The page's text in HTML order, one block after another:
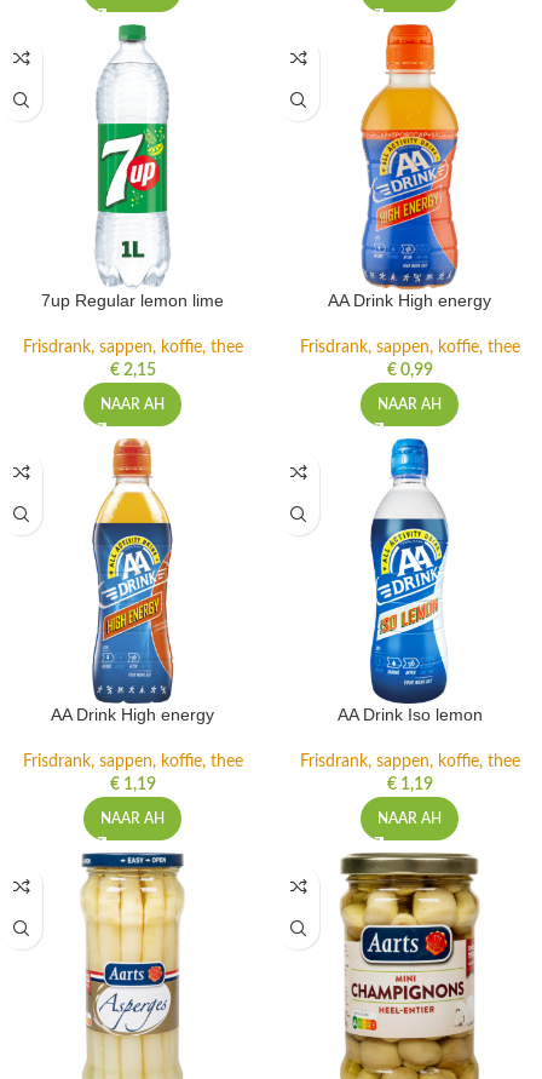
7up Regular lemon lime
Frisdrank, sappen, koffie, thee
€2,15
NAAR AH
AA Drink High energy
Frisdrank, sappen, koffie, thee
€0,99
NAAR AH
AA Drink High energy
Frisdrank, sappen, koffie, thee
€1,19
NAAR AH
AA Drink Iso lemon
Frisdrank, sappen, koffie, thee
€1,19
NAAR AH